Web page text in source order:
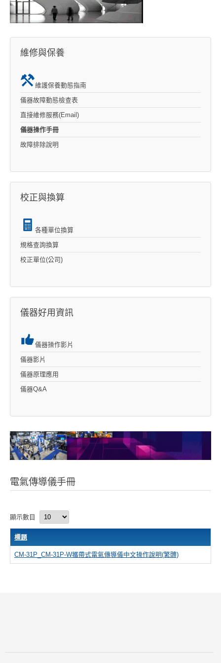
維修與保養
維護保養動態指南
儀器故障動態檢查表
直接維修服務(Email)
儀器操作手冊
故障排除說明
校正與換算
各種單位換算
規格查詢換算
校正單位(公司)
儀器好用資訊
儀器操作影片
儀器影片
儀器原理應用
儀器Q&A
電氣傳導儀手冊
顯示數目
標題
CM-31P_CM-31P-W攜帶式電氣傳導儀中文操作說明(繁體)